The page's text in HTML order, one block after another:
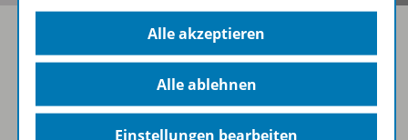
Folgen Sie uns auf Social Media
Alle akzeptieren
Alle ablehnen
Einstellungen bearbeiten